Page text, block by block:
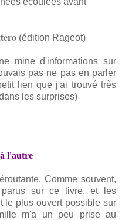
(édition Rageot)
mine d'informations sur
pas ne pas en parler
lien que j'ai trouvé très
les surprises)
l'autre
Comme souvent,
sur ce livre, et les
le plus ouvert possible sur
m'a un peu prise au